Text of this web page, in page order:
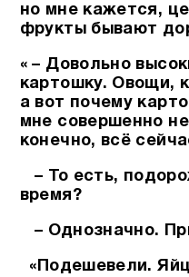
но мне кажется,
фрукты бывают
« – Довольно
картошку. Овощи,
а вот почему
мне совершенно
конечно, всё
– То есть,
время?
– Однозначно.
«Подешевели.